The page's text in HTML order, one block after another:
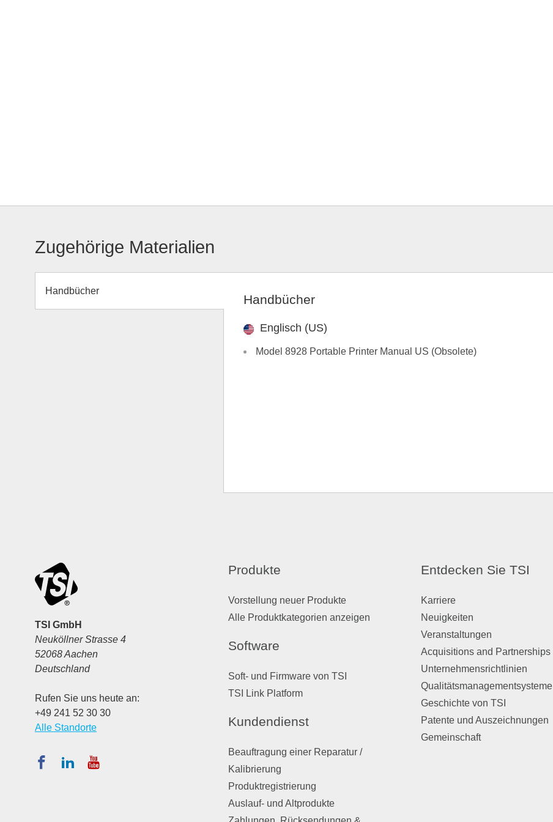
Zugehörige Materialien
Handbücher
Handbücher
Englisch (US)
Model 8928 Portable Printer Manual US (Obsolete)
TSI GmbH
Neuköllner Strasse 4
52068 Aachen
Deutschland
Rufen Sie uns heute an:
+49 241 52 30 30
Alle Standorte
Produkte
Vorstellung neuer Produkte
Alle Produktkategorien anzeigen
Software
Soft- und Firmware von TSI
TSI Link Platform
Kundendienst
Beauftragung einer Reparatur /
Kalibrierung
Produktregistrierung
Auslauf- und Altprodukte
Entdecken Sie TSI
Karriere
Neuigkeiten
Veranstaltungen
Acquisitions and Partnerships
Unternehmensrichtlinien
Qualitätsmanagementsysteme
Geschichte von TSI
Patente und Auszeichnungen
Gemeinschaft